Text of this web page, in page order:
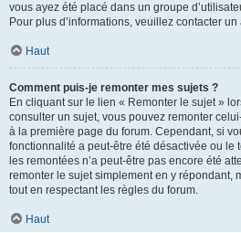
vous ayez été placé dans un groupe
Pour plus d’informations, veuillez contacter
Haut
Comment puis-je remonter mes sujets ?
En cliquant sur le lien « Remonter le sujet »
consulter un sujet, vous pouvez remonter
à la première page du forum. Cependant, si
fonctionnalité a peut-être été désactivée ou le
les remontées n’a peut-être pas encore été
remonter le sujet simplement en y répondant,
tout en respectant les règles du forum.
Haut